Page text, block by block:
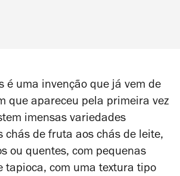
é uma invenção que já vem de
que apareceu pela primeira vez
imensas variedades
chás de fruta aos chás de leite,
ou quentes, com pequenas
tapioca, com uma textura tipo